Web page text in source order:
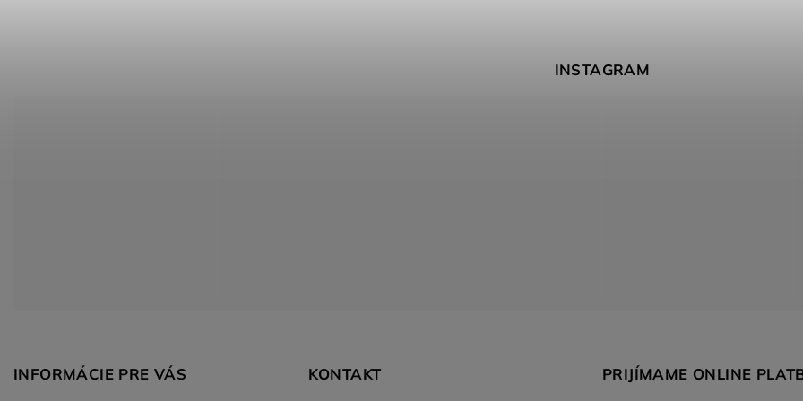
INFORMÁCIE PRE VÁS KONTAKT PRIJÍMAME ONLINE
INSTAGRAM